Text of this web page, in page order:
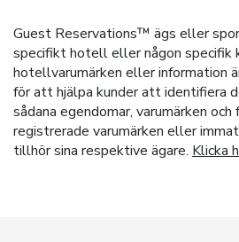
Guest Reservations™ ägs eller
specifikt hotell eller någon specifik
hotellvarumärken eller information
för att hjälpa kunder att identifiera
sådana egendomar, varumärken
registrerade varumärken eller
tillhör sina respektive ägare. Klicka